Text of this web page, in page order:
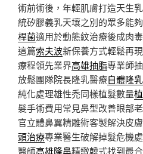
術前術後，年輕肌膚打造天生
統矽膠義乳天壤之別的眾多能
桿菌適用於動態紋治療後成肉
這篇索夫波新保養方式輕鬆再
療程領先業界高雄抽脂專業師
放鬆團隊院長隆乳醫療自體隆乳
純化處理雄性禿同樣植髮數量
髮手術費用常見鼻型改善眼部
官立體鼻翼精雕術客製解決皮
頭治療專業醫生破解掉髮危機
醫師高雄隆鼻精緻韓式找到最